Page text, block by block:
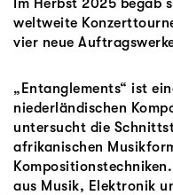
weltweite
vier neue
„Entanglements“ ist
niederländischen
untersucht die
afrikanischen
aus Musik, Elektronik